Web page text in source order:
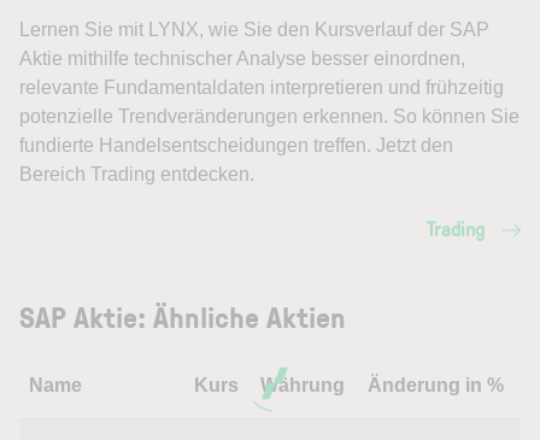
Lernen Sie mit LYNX, wie Sie den Kursverlauf der SAP
Aktie mithilfe technischer Analyse besser einordnen,
relevante Fundamentaldaten interpretieren und frühzeitig
potenzielle Trendveränderungen erkennen. So können Sie
fundierte Handelsentscheidungen treffen. Jetzt den
Bereich Trading entdecken.
Trading
SAP Aktie: Ähnliche Aktien
Name Kurs Währung Änderung in %